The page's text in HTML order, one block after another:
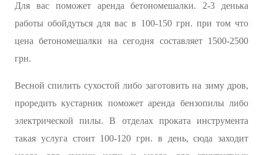
Для вас поможет аренда бетономешалки. 2-3 денька
работы обойдуться для вас в 100-150 грн. при том что
цена бетономешалки на сегодня составляет 1500-2500
грн.
Весной спилить сухостой либо заготовить на зиму дров,
проредить кустарник поможет аренда бензопилы либо
электрической пилы. В отделах проката инструмента
такая услуга стоит 100-120 грн. в день, сюда заходит